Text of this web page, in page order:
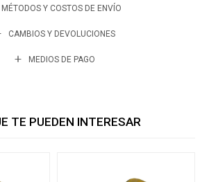
MÉTODOS Y COSTOS DE ENVÍO
CAMBIOS Y DEVOLUCIONES
MEDIOS DE PAGO
TE PUEDEN INTERESAR